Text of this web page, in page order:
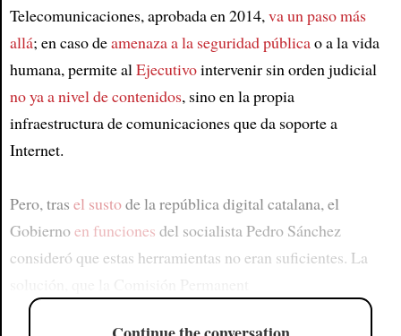
Telecomunicaciones, aprobada en 2014,va un paso más
allá; en caso deamenaza a la seguridad públicao a la vida
humana, permite alEjecutivointervenir sin orden judicial
no ya a nivel de contenidos, sino en la propia
infraestructura de comunicaciones que da soporte a
Internet.
Pero, tras el sustode la república digital catalana, el
Gobiernoen funciones del socialista Pedro Sánchez
consideró que estas herramientas no eran suficientes. La